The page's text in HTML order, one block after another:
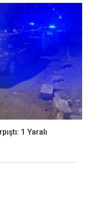
1 Yaralı